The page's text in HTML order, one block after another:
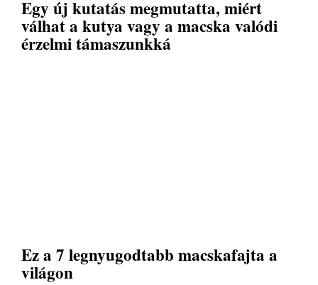
Egy új kutatás megmutatta, miért
válhat a kutya vagy a macska valódi
érzelmi támaszunkká
Ez a 7 legnyugodtabb macskafajta a
világon